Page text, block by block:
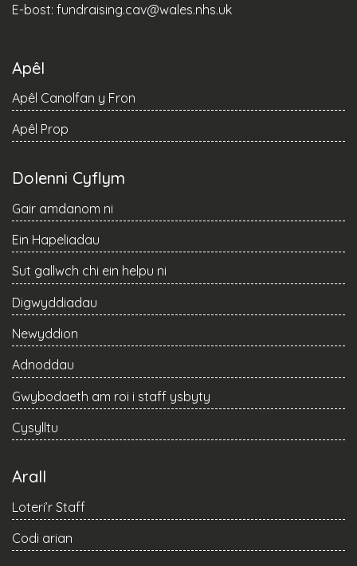
E-bost: fundraising.cav@wales.nhs.uk
Apêl
Apêl Canolfan y Fron
Apêl Prop
Dolenni Cyflym
Gair amdanom ni
Ein Hapeliadau
Sut gallwch chi ein helpu ni
Digwyddiadau
Newyddion
Adnoddau
Gwybodaeth am roi i staff ysbyty
Cysylltu
Arall
Loteri’r Staff
Codi arian